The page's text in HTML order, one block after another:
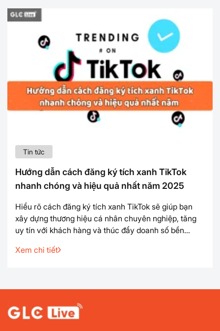
Tin tức
Hướng dẫn cách đăng ký tích xanh TikTok
nhanh chóng và hiệu quả nhất năm 2025
Hiểu rõ cách đăng ký tích xanh TikTok sẽ giúp bạn
xây dựng thương hiệu cá nhân chuyên nghiệp, tăng
uy tín với khách hàng và thúc đẩy doanh số bền
không? Cùng tìm hiểu cách đăng ký tích xanh TikTok
Xem chi tiết